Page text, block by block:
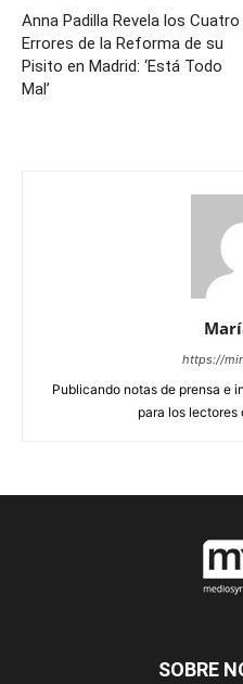
Anna Padilla Revela los Cuatro
Errores de la Reforma de su
Pisito en Madrid: ‘Está Todo
Mal’
https://
Publicando notas de prensa e
para los lectores
SOBRE